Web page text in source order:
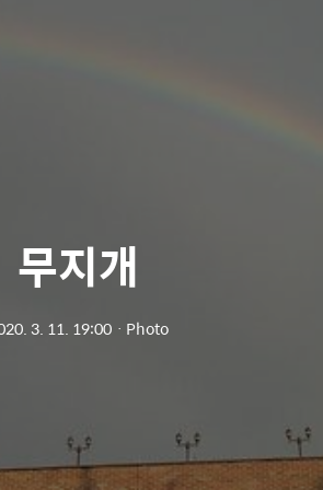
무지개
3. 11. 19:00ㆍ Photo